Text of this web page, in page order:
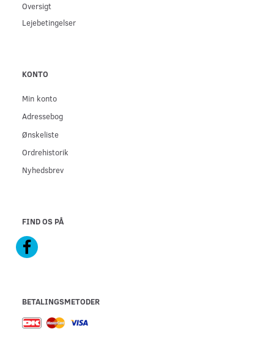
Oversigt
Lejebetingelser
KONTO
Min konto
Adressebog
Ønskeliste
Ordrehistorik
Nyhedsbrev
FIND OS PÅ
BETALINGSMETODER